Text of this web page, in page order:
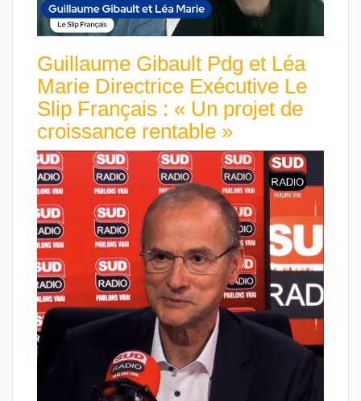
Guillaume Gibault Pdg et Léa
Marie Directrice Exécutive Le
Slip Français : « Un projet de
croissance rentable »